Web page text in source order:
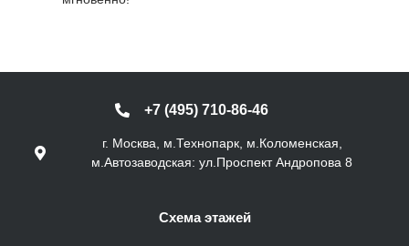
+7 (495) 710-86-46
г. Москва, м.Технопарк, м.Коломенская,
м.Автозаводская: ул.Проспект Андропова 8
Схема этажей